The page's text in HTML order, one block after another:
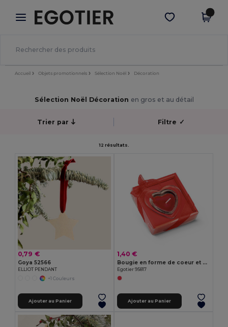
× Appli Egotier
Meilleurs prix sur l’app !
Obtenir l'appli
Accueil Objets promotionnels Sélection Noël Décoration
Sélection Noël Décoration en gros et au détail
Trier par Filtre ✓
12 résultats.
0,79 €
Goya 52566
ELLIOT PENDANT
+1 Couleurs
Ajouter au Panier
1,40 €
Bougie en forme de coeur et base en verre
Egotier 95817
Ajouter au Panier